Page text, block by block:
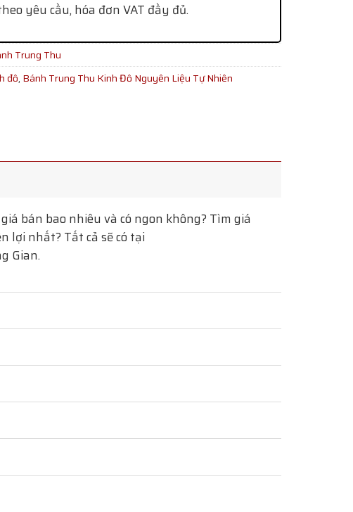
yêu cầu, hóa đơn VAT đầy đủ.
Trung Thu
đô, Bánh Trung Thu Kinh Đô Nguyên Liệu Tự Nhiên
bán bao nhiêu và có ngon không? Tìm giá
lợi nhất? Tất cả sẽ có tại
Gian.